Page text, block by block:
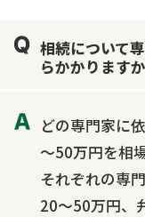
相続手続き
成年後見・任意後見
相続トラブル
相続について
らかかります
どの専門家に
～50万円を相
それぞれの専
20～50万円、